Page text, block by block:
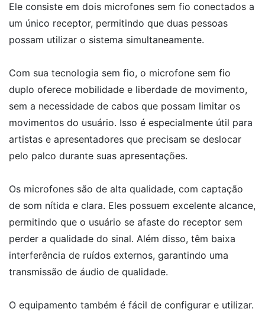
Ele consiste em dois microfones sem fio conectados a
um único receptor, permitindo que duas pessoas
possam utilizar o sistema simultaneamente.
Com sua tecnologia sem fio, o microfone sem fio
duplo oferece mobilidade e liberdade de movimento,
sem a necessidade de cabos que possam limitar os
movimentos do usuário. Isso é especialmente útil para
artistas e apresentadores que precisam se deslocar
pelo palco durante suas apresentações.
Os microfones são de alta qualidade, com captação
de som nítida e clara. Eles possuem excelente alcance,
permitindo que o usuário se afaste do receptor sem
perder a qualidade do sinal. Além disso, têm baixa
interferência de ruídos externos, garantindo uma
transmissão de áudio de qualidade.
O equipamento também é fácil de configurar e utilizar.